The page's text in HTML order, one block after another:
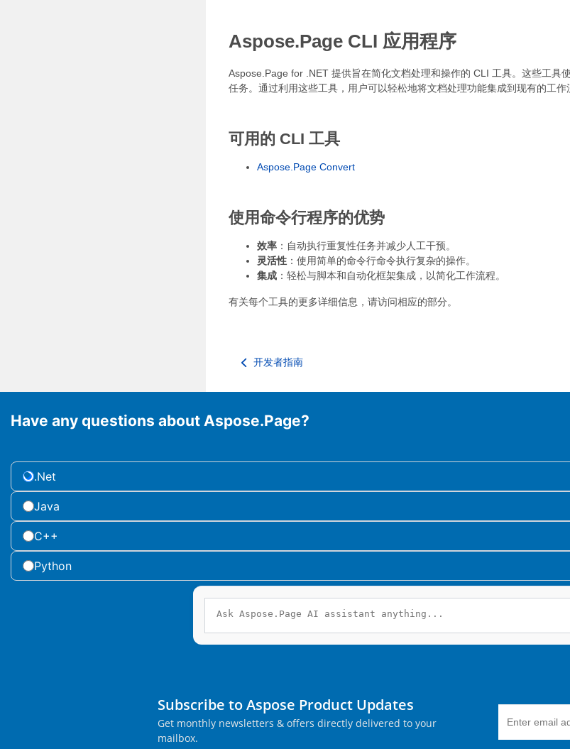
Aspose.Page CLI 应用程序
Aspose.Page for .NET 提供旨在简化文档处理和操作的 CLI 工具。这些工具
任务。通过利用这些工具，用户可以轻松地将文档处理功能集成到现有的工作
可用的 CLI 工具
Aspose.Page Convert
使用命令行程序的优势
效率 ：自动执行重复性任务并减少人工干预。
灵活性 ：使用简单的命令行命令执行复杂的操作。
集成 ：轻松与脚本和自动化框架集成，以简化工作流程。
有关每个工具的更多详细信息，请访问相应的部分。
开发者指南
Have any questions about Aspose.Page?
.Net
Java
C++
Python
Subscribe to Aspose Product Updates
Get monthly newsletters & offers directly delivered to your
mailbox.